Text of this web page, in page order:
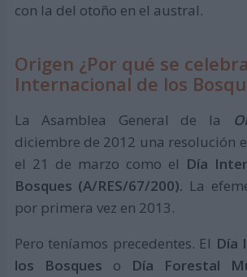
con la del otoño en el austral.
Origen ¿Por qué se
Internacional de los
La Asamblea General de la
diciembre de 2012 una resolución
el 21 de marzo como el Día
Bosques (A/RES/67/200). La
por primera vez en 2013.
Pero teníamos precedentes. El Día
los Bosques o Día Forestal